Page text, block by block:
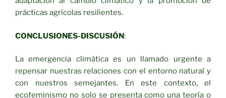
prácticas agrícolas resilientes.
CONCLUSIONES-DISCUSIÓN:
La emergencia climática es un llamado urgente a
repensar nuestras relaciones con el entorno natural y
con nuestros semejantes. En este contexto, el
ecofeminismo no solo se presenta como una teoría o